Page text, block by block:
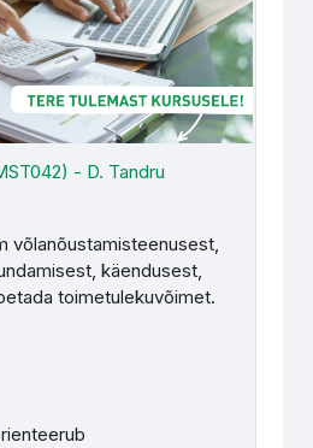
- D. Tandru
võlanõustamisteenusest,
käendusest,
toimetulekuvõimet.